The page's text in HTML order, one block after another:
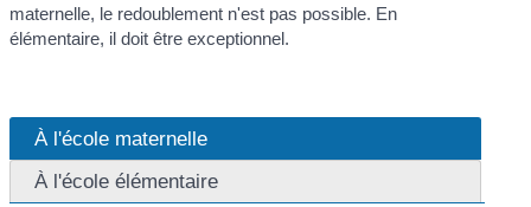
maternelle, le redoublement n'est pas possible. En
élémentaire, il doit être exceptionnel.
À l'école maternelle
À l'école élémentaire